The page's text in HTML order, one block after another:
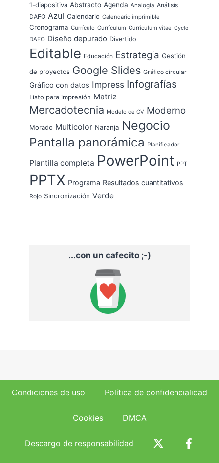
1-diapositiva Abstracto Agenda Analogía Análisis
DAFO Azul Calendario Calendario imprimible
Cronograma Currículo Currículum Currículum vitae Cyclo
DAFO Diseño depurado Divertido
Editable Educación Estrategia Gestión
de proyectos Google Slides Gráfico circular
Gráfico con datos Impress Infografías
Listo para impresión Matriz
Mercadotecnia Modelo de CV Moderno
Morado Multicolor Naranja Negocio
Pantalla panorámica Planificador
Plantilla completa PowerPoint PPT
PPTX Programa Resultados cuantitativos
Rojo Sincronización Verde
...con un cafecito ;-)
Condiciones de uso Política de confidencialidad
Cookies DMCA
Descargo de responsabilidad